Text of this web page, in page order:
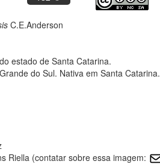
C.E.Anderson
estado de Santa Catarina.
do Sul. Nativa em Santa Catarina.
Riella (contatar sobre essa imagem: